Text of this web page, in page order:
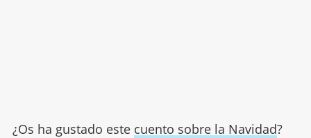
¿Os ha gustado este cuento sobre la Navidad?